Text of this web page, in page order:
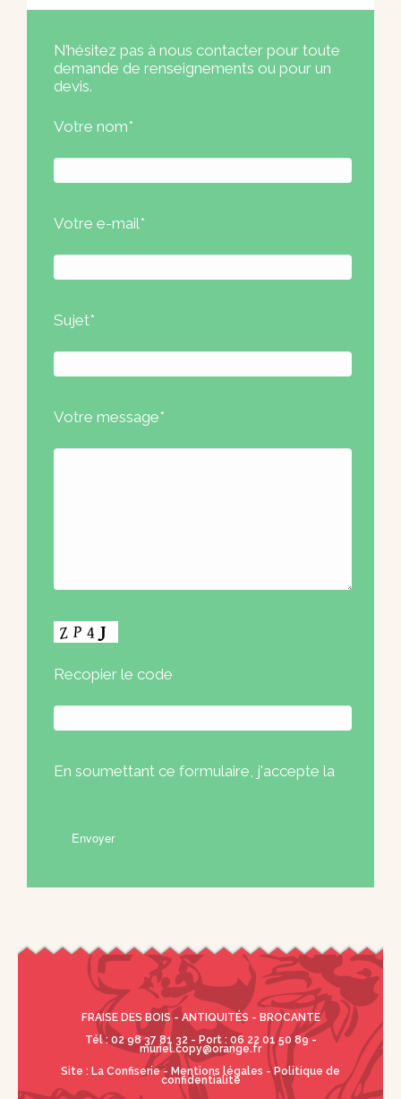
N’hésitez pas à nous contacter pour toute
demande de renseignements ou pour un
devis.
Votre nom*
Votre e-mail*
Sujet*
Votre message*
Recopier le code
En soumettant ce formulaire, j'accepte la
FRAISE DES BOIS - ANTIQUITÉS - BROCANTE
Tél : 02 98 37 81 32 - Port : 06 22 01 50 89 -
muriel.copy@orange.fr
Site : La Confiserie- Mentions légales -Politique de
confidentialité